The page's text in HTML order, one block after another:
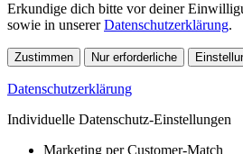
Erkundige dich bitte vor deiner
sowie in unsererDatenschutzerklärung.
Zustimmen Nur erforderliche
Datenschutzerklärung
Individuelle Datenschutz-Einstellungen
Marketing per Customer-Match